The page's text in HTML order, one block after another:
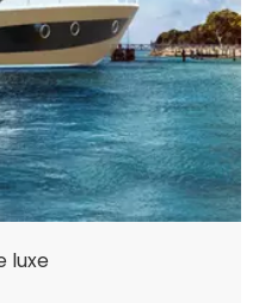
luxe